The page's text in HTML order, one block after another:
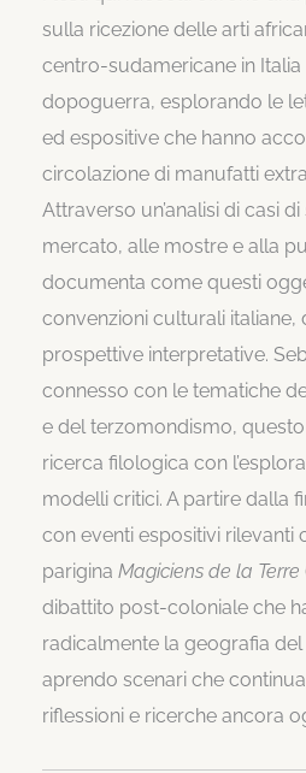
sulla ricezione delle arti
centro-sudamericane in
dopoguerra, esplorando le
ed espositive che hanno
circolazione di manufatti
Attraverso un’analisi di casi
mercato, alle mostre e alla
documenta come questi
convenzioni culturali italiane,
prospettive interpretative.
connesso con le tematiche
e del terzomondismo,
ricerca filologica con
modelli critici. A partire dalla
con eventi espositivi rilevanti
parigina Magiciens de la Terre
dibattito post-coloniale che
radicalmente la geografia del
aprendo scenari che
riflessioni e ricerche ancora